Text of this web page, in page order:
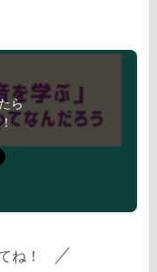
ら
ね！